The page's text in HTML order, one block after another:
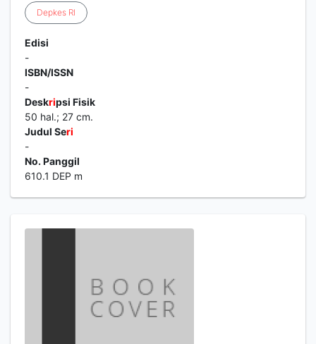
Depkes RI
Edisi
-
ISBN/ISSN
-
Deskripsi Fisik
50 hal.; 27 cm.
Judul Seri
-
No. Panggil
610.1 DEP m